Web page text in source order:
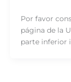
Por favor
página de la
parte inferior